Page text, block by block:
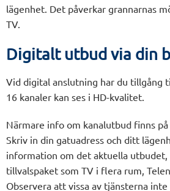
lägenhet. Det påverkar grannarnas
TV.
Digitalt utbud via din
Vid digital anslutning har du tillgång
16 kanaler kan ses i HD-kvalitet.
Närmare info om kanalutbud finns
Skriv in din gatuadress och ditt
information om det aktuella
tillvalspaket som TV i flera rum,
Observera att vissa av tjänsterna